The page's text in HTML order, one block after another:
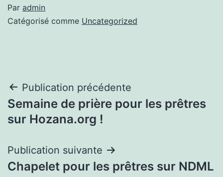
Par admin
Catégorisé comme Uncategorized
Navigation
de
Publication précédente
Semaine de prière pour les prêtres
sur Hozana.org !
Publication suivante
Chapelet pour les prêtres sur NDML